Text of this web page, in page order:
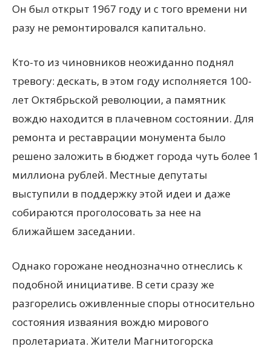
Он был открыт 1967 году и с того времени ни
разу не ремонтировался капитально.
Кто-то из чиновников неожиданно поднял
тревогу: дескать, в этом году исполняется 100-
лет Октябрьской революции, а памятник
вождю находится в плачевном состоянии. Для
ремонта и реставрации монумента было
решено заложить в бюджет города чуть более 1
миллиона рублей. Местные депутаты
выступили в поддержку этой идеи и даже
собираются проголосовать за нее на
ближайшем заседании.
Однако горожане неоднозначно отнеслись к
подобной инициативе. В сети сразу же
разгорелись оживленные споры относительно
состояния изваяния вождю мирового
пролетариата. Жители Магнитогорска